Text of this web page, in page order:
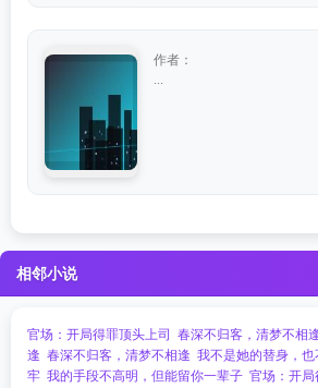
作者：
相邻小说
官场：开局得罪顶头上司 春深不归客，清梦不相
逢 春深不归客，清梦不相逢 我不是她的替身，
牢 我的手段不高明，但能留你一辈子 官场：开局